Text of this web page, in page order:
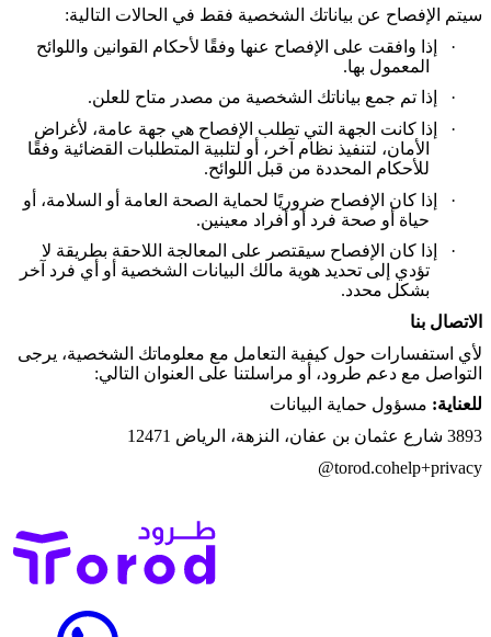
سيتم الإفصاح عن بياناتك الشخصية فقط في الحالات التالية:
·
إذا وافقت على الإفصاح عنها وفقًا لأحكام القوانين واللوائح
المعمول بها.
·
إذا تم جمع بياناتك الشخصية من مصدر متاح للعلن.
·
إذا كانت الجهة التي تطلب الإفصاح هي جهة عامة، لأغراض
الأمان، لتنفيذ نظام آخر، أو لتلبية المتطلبات القضائية وفقًا
للأحكام المحددة من قبل اللوائح.
·
إذا كان الإفصاح ضروريًا لحماية الصحة العامة أو السلامة، أو
حياة أو صحة فرد أو أفراد معينين.
·
إذا كان الإفصاح سيقتصر على المعالجة اللاحقة بطريقة لا
تؤدي إلى تحديد هوية مالك البيانات الشخصية أو أي فرد آخر
بشكل محدد.
الاتصال بنا
لأي استفسارات حول كيفية التعامل مع معلوماتك الشخصية، يرجى
التواصل مع دعم طرود، أو مراسلتنا على العنوان التالي:
للعناية: مسؤول حماية البيانات
3893 شارع عثمان بن عفان، النزهة، الرياض 12471
help+privacy
@torod.co